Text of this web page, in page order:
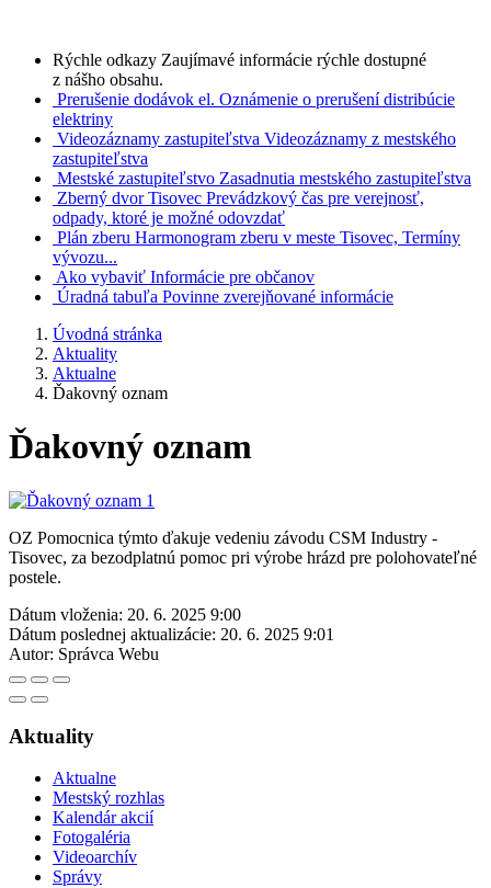
Rýchle odkazy Zaujímavé informácie rýchle dostupné
z nášho obsahu.
Prerušenie dodávok el. Oznámenie o prerušení distribúcie
elektriny
Videozáznamy zastupiteľstva Videozáznamy z mestského
zastupiteľstva
Mestské zastupiteľstvo Zasadnutia mestského zastupiteľstva
Zberný dvor Tisovec Prevádzkový čas pre verejnosť,
odpady, ktoré je možné odovzdať
Plán zberu Harmonogram zberu v meste Tisovec, Termíny
vývozu...
Ako vybaviť Informácie pre občanov
Úradná tabuľa Povinne zverejňované informácie
Úvodná stránka
Aktuality
Aktualne
Ďakovný oznam
Ďakovný oznam
OZ Pomocnica týmto ďakuje vedeniu závodu CSM Industry -
Tisovec, za bezodplatnú pomoc pri výrobe hrázd pre polohovateľné
postele.
Dátum vloženia: 20. 6. 2025 9:00
Dátum poslednej aktualizácie: 20. 6. 2025 9:01
Autor: Správca Webu
Aktuality
Aktualne
Mestský rozhlas
Kalendár akcií
Fotogaléria
Videoarchív
Správy